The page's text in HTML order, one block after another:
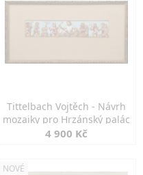
Tittelbach Vojtěch - Návrh
mozaiky pro Hrzánský palác
4 900 Kč
NOVÉ